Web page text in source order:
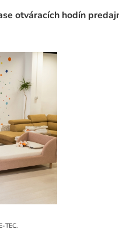
otváracích hodín
TEC.